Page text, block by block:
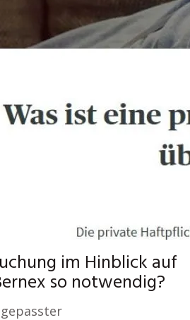
im Hinblick auf
so notwendig?